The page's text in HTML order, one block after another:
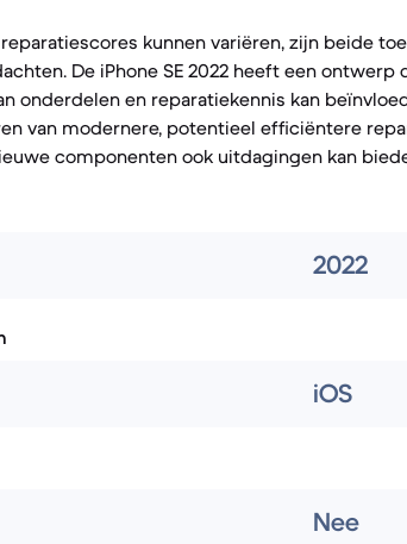
kunnen variëren, zijn beide
De iPhone SE 2022 heeft een ontwerp
onderdelen en reparatiekennis kan
van modernere, potentieel efficiëntere
componenten ook uitdagingen kan
2022
iOS
Nee